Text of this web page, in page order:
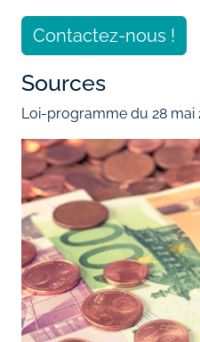
Contactez-nous !
Sources
Loi-programme du 28 mai